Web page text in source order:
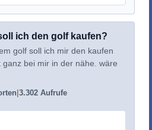
ich den golf kaufen?
golf soll ich mir den kaufen
bei mir in der nähe. wäre
3.302 Aufrufe